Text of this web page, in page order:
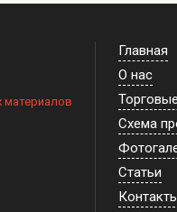
Главная
О нас
Схема
Статьи